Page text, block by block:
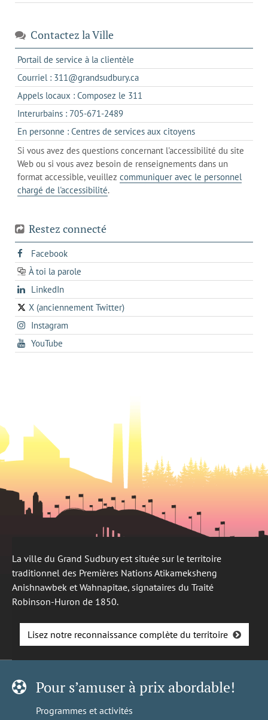
Contactez la Ville
Portail de service à la clientèle
dans
un
nouvel
Courriel : 311@grandsudbury.cas'ouvre
dans
votre
de
messagerie
Appels locaux : Composez le 311
dans
un
client
de
votre
téléphone
Interurbains : 705-671-2489s'ouvre
dans
un
client
de
votre
En personne : Centres de services aux citoyenss'ouvre
dans
l'onglet
actuel
Si vous avez des questions concernant l'accessibilité du site
Web ou si vous avez besoin de renseignements dans un
format accessible, veuillez communiquer avec le personnel
chargé de l'accessibilité.
Restez connecté
Facebooks'ouvre
dans
un
onglet
À toi la parole
opens
in
a
new
tab
LinkedInopens
in
a
new
X (anciennement Twitter)
s'ouvre
dans
un
nouvel
Instagrams'ouvre
dans
un
YouTube
dans
La ville du Grand Sudbury est située sur le territoire
traditionnel des Premières Nations Atikameksheng
Anishnawbek et Wahnapitae, signataires du Traité
Robinson-Huron de 1850.
Lisez notre reconnaissance complète du territoire
Pour s’amuser à prix abordable!
Programmes et activités